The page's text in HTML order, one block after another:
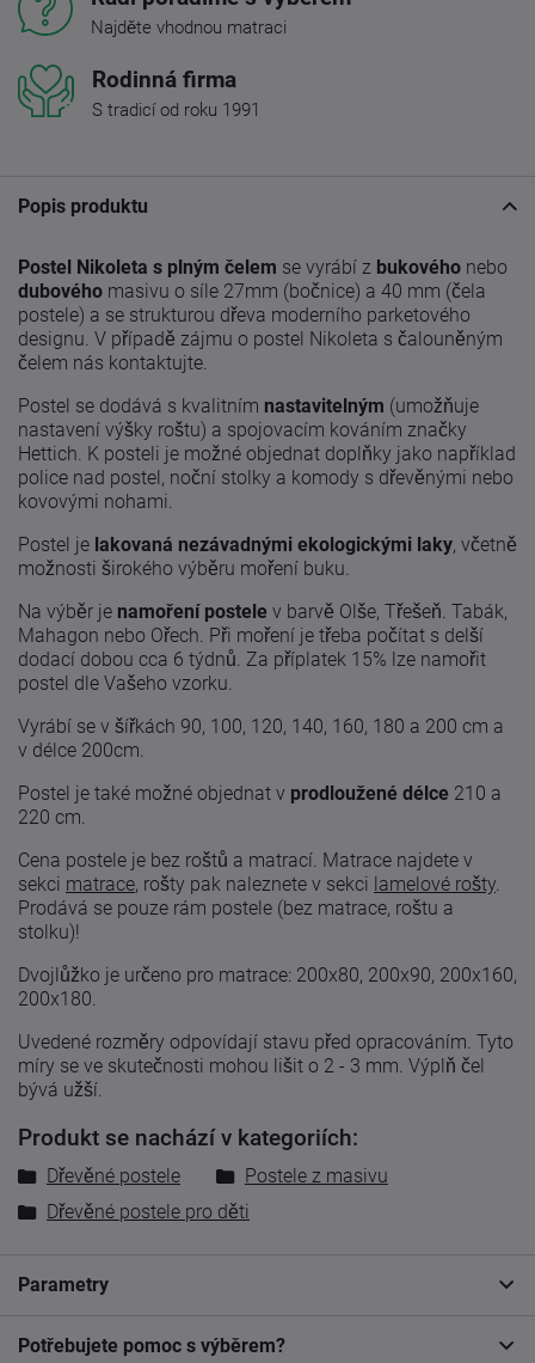
Najděte vhodnou matraci
Rodinná firma
S tradicí od roku 1991
Popis produktu
Postel Nikoleta s plným čelem se vyrábí z bukového nebo
dubového masivu o síle 27mm (bočnice) a 40 mm (čela
postele) a se strukturou dřeva moderního parketového
designu. V případě zájmu o postel Nikoleta s čalouněným
čelem nás kontaktujte.
Postel se dodává s kvalitním nastavitelným (umožňuje
nastavení výšky roštu) a spojovacím kováním značky
Hettich. K posteli je možné objednat doplňky jako například
police nad postel, noční stolky a komody s dřevěnými nebo
kovovými nohami.
Postel je lakovaná nezávadnými ekologickými laky, včetně
možnosti širokého výběru moření buku.
Na výběr je namoření postele v barvě Olše, Třešeň. Tabák,
Mahagon nebo Ořech. Při moření je třeba počítat s delší
dodací dobou cca 6 týdnů. Za příplatek 15% lze namořit
postel dle Vašeho vzorku.
Vyrábí se v šířkách 90, 100, 120, 140, 160, 180 a 200 cm a
v délce 200cm.
Postel je také možné objednat v prodloužené délce 210 a
220 cm.
Cena postele je bez roštů a matrací. Matrace najdete v
sekci matrace, rošty pak naleznete v sekci lamelové rošty.
Prodává se pouze rám postele (bez matrace, roštu a
stolku)!
Dvojlůžko je určeno pro matrace: 200x80, 200x90, 200x160,
200x180.
Uvedené rozměry odpovídají stavu před opracováním. Tyto
míry se ve skutečnosti mohou lišit o 2 - 3 mm. Výplň čel
bývá užší.
Produkt se nachází v kategoriích:
Dřevěné postele
Postele z masivu
Dřevěné postele pro děti
Parametry
Potřebujete pomoc s výběrem?